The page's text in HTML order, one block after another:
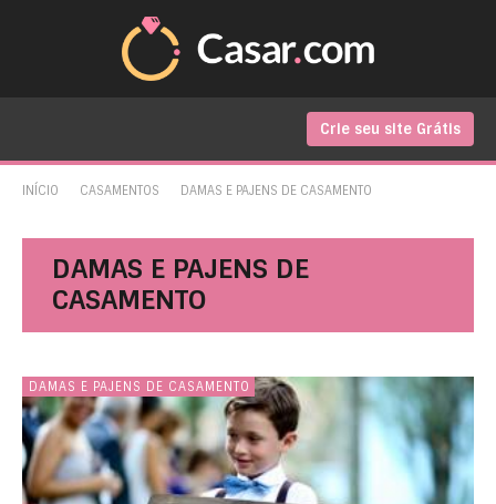
Crie seu site Grátis
INÍCIO CASAMENTOS DAMAS E PAJENS DE CASAMENTO
DAMAS E PAJENS DE
CASAMENTO
DAMAS E PAJENS DE CASAMENTO